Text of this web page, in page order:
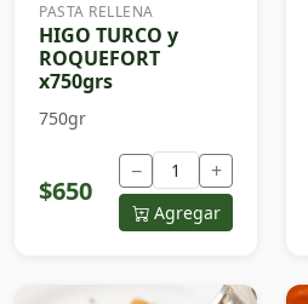
PASTA RELLENA
HIGO TURCO y
ROQUEFORT
x750grs
750gr
$650
− +
Agregar